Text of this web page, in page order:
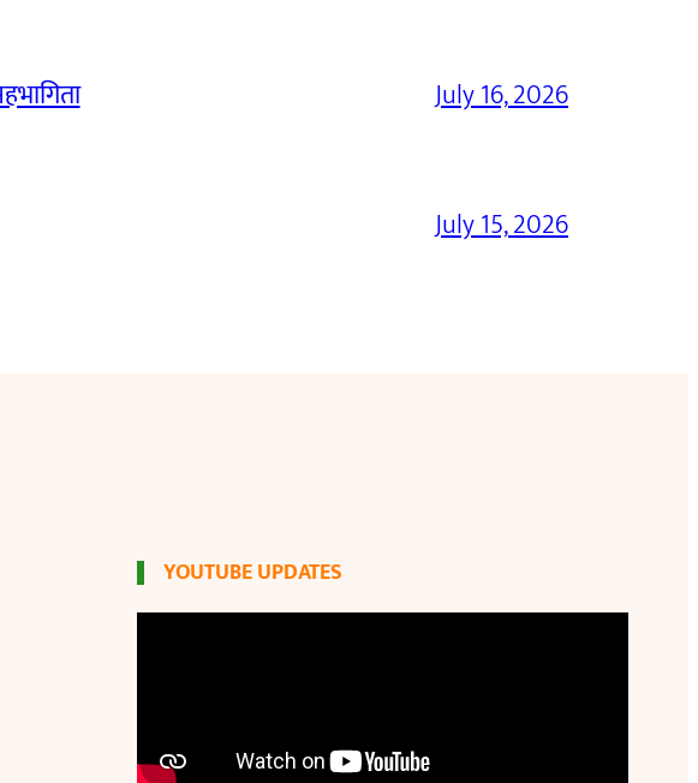
July 16, 2026
July 15, 2026
YOUTUBE UPDATES